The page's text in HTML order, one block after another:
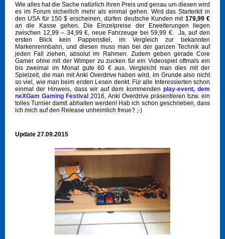
Wie alles hat die Sache natürlich ihren Preis und genau um diesen wird
es im Forum sicherlich mehr als einmal gehen. Wird das Starterkit in
den USA für 150 $ erscheinen, dürfen deutsche Kunden mit 179,99 €
an die Kasse gehen. Die Einzelpreise der Erweiterungen liegen
zwischen 12,99 – 34,99 €, neue Fahrzeuge bei 59,99 €. Ja, auf den
ersten Blick kein Pappenstiel, im Vergleich zur bekannten
Markenrennbahn, und diesen muss man bei der ganzen Technik auf
jeden Fall ziehen, absolut im Rahmen. Zudem geben gerade Core
Gamer ohne mit der Wimper zu zucken für ein Videospiel oftmals ein
bis zweimal im Monat gute 60 € aus. Vergleicht man dies mit der
Spielzeit, die man mit Anki Overdrive haben wird, im Grunde also nicht
so viel, wie man beim ersten Lesen denkt. Für alle Interessierten schon
einmal der Hinweis, dass wir auf dem kommenden play-event, dem
neXGam Gaming Festival 2016, Anki Overdrive präsentieren bzw. ein
tolles Turnier damit abhalten werden! Hab ich schon geschrieben, dass
ich mich auf den Release unheimlich freue? ;-)
Update 27.09.2015